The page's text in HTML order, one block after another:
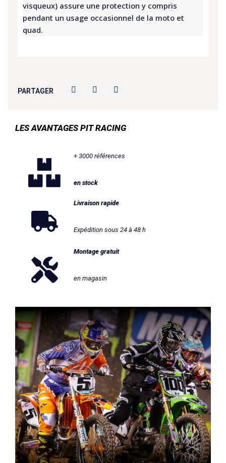
visqueux) assure une protection y compris
pendant un usage occasionnel de la moto et
quad.
PARTAGER
LES AVANTAGES PIT RACING
+ 3000 références
en stock
Livraison rapide
Expédition sous 24 à 48 h
Montage gratuit
en magasin